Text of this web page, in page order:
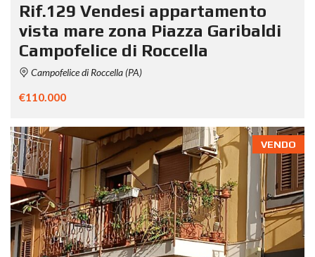
Rif.129 Vendesi appartamento
vista mare zona Piazza Garibaldi
Campofelice di Roccella
Campofelice di Roccella (PA)
€110.000
VENDO